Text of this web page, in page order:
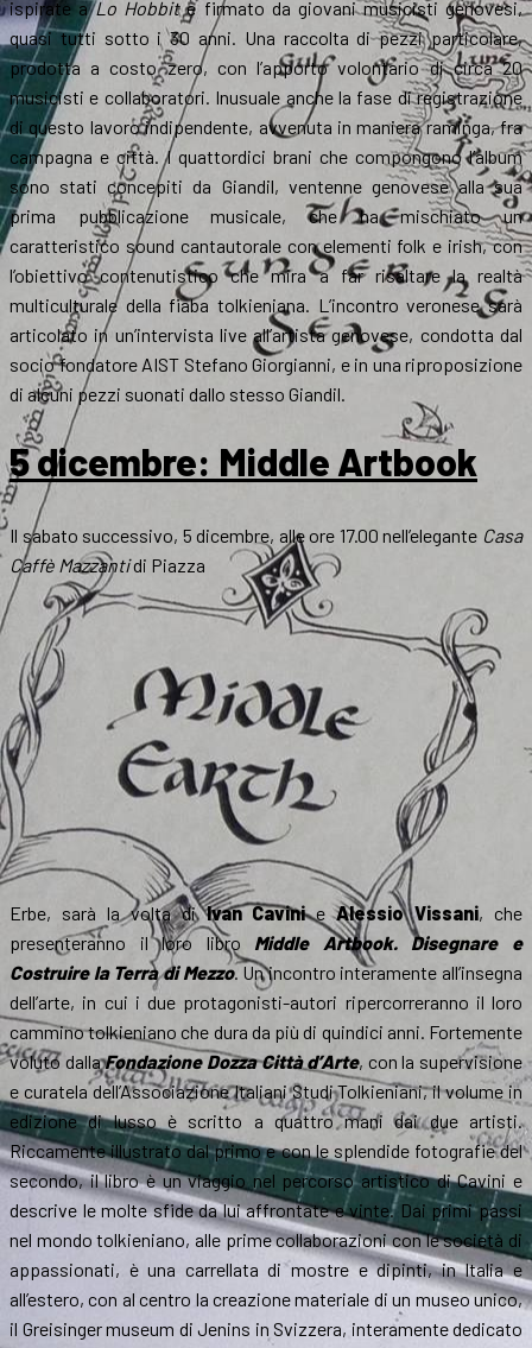
ispirate aLo Hobbite firmato da giovani musicisti genovesi,
quasi tutti sotto i 30 anni. Una raccolta di pezzi particolare,
prodotta a costo zero, con l’apporto volontario di circa 20
musicisti e collaboratori. Inusuale anche la fase di registrazione
di questo lavoro indipendente, avvenuta in maniera raminga, fra
campagna e città. I quattordici brani che compongono l’album
sono stati concepiti da Giandil, ventenne genovese alla sua
prima pubblicazione musicale, che ha mischiato un
caratteristico sound cantautorale con elementi folk e irish, con
l’obiettivo contenutistico che mira a far risaltare la realtà
multiculturale della fiaba tolkieniana. L’incontro veronese sarà
articolato in un’intervista live all’artista genovese, condotta dal
socio fondatore AIST Stefano Giorgianni, e in una riproposizione
di alcuni pezzi suonati dallo stesso Giandil.
5 dicembre: Middle Artbook
Il sabato successivo, 5 dicembre, alle ore 17.00 nell’elegante Casa
Caffè Mazzantidi Piazza
Erbe, sarà la volta diIvan CavinieAlessio Vissani, che
presenteranno il loro libro Middle Artbook. Disegnare e
Costruire la Terra di Mezzo. Un incontro interamente all’insegna
dell’arte, in cui i due protagonisti-autori ripercorreranno il loro
cammino tolkieniano che dura da più di quindici anni. Fortemente
voluto dallaFondazione Dozza Città d’Arte, con la supervisione
e curatela dell’Associazione Italiani Studi Tolkieniani, il volume in
edizione di lusso è scritto a quattro mani dai due artisti.
Riccamente illustrato dal primo e con le splendide fotografie del
secondo, il libro è un viaggio nel percorso artistico di Cavini e
descrive le molte sfide da lui affrontate e vinte. Dai primi passi
nel mondo tolkieniano, alle prime collaborazioni con le società di
appassionati, è una carrellata di mostre e dipinti, in Italia e
all’estero, con al centro la creazione materiale di un museo unico,
il Greisinger museum di Jenins in Svizzera, interamente dedicato